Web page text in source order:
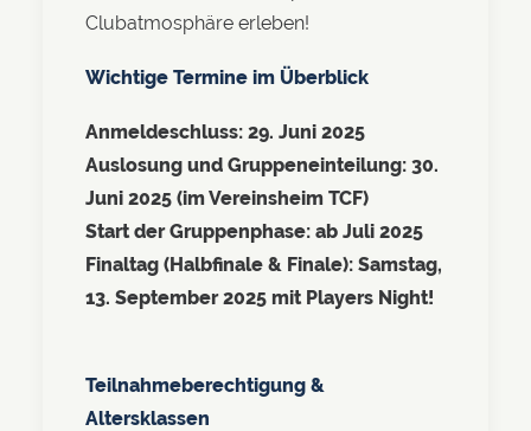
Clubatmosphäre erleben!
Wichtige Termine im Überblick
Anmeldeschluss: 29. Juni 2025
Auslosung und Gruppeneinteilung: 30.
Juni 2025 (im Vereinsheim TCF)
Start der Gruppenphase: ab Juli 2025
Finaltag (Halbfinale & Finale): Samstag,
13. September 2025 mit Players Night!
Teilnahmeberechtigung &
Altersklassen